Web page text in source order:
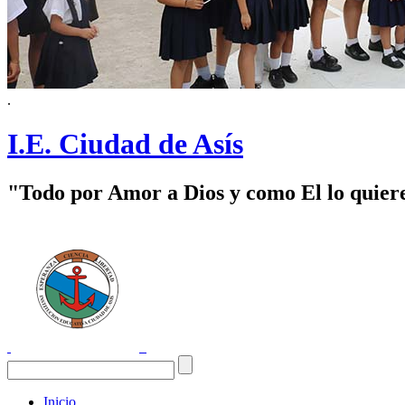
.
I.E. Ciudad de Asís
"Todo por Amor a Dios y como El lo
Inicio